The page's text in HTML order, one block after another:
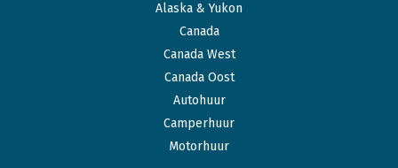
Alaska & Yukon
Canada
Canada West
Canada Oost
Autohuur
Camperhuur
Motorhuur